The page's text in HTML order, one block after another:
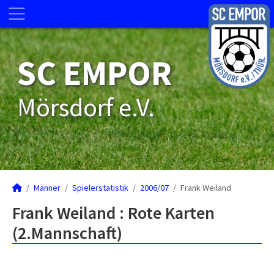
SC EMPOR
Mörsdorf e.V.
Männer Spielerstatistik 2006/07 Frank Weiland
Frank Weiland : Rote Karten
(2.Mannschaft)